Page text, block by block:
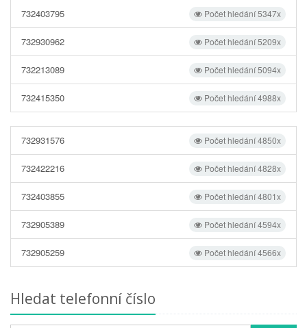
Počet hledání 5347x
732403795
Počet hledání 5209x
732930962
Počet hledání 5094x
732213089
Počet hledání 4988x
732415350
Počet hledání 4850x
732931576
Počet hledání 4828x
732422216
Počet hledání 4801x
732403855
Počet hledání 4594x
732905389
Počet hledání 4566x
732905259
Hledat telefonní číslo